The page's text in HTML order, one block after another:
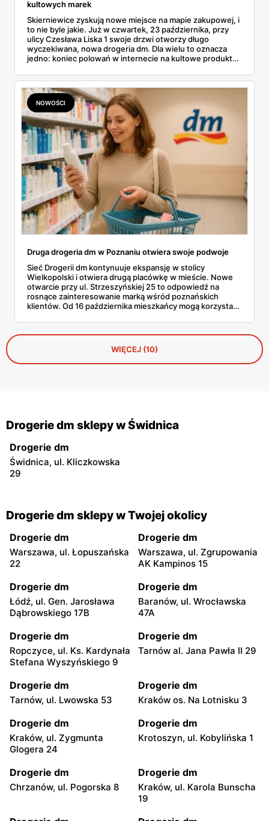
kultowych marek
Skierniewice zyskują nowe miejsce na mapie zakupowej, i
to nie byle jakie. Już w czwartek, 23 października, przy
ulicy Czesława Liska 1 swoje drzwi otworzy długo
wyczekiwana, nowa drogeria dm. Dla wielu to oznacza
jedno: koniec polowań w internecie na kultowe produkty
początek, bo sieć na wielkie otwarcie szykuje specjalny
rabat powitalny i mnóstwo atrakcji, które mają osłodzić
pierwsze zakupy w nowym miejscu.
NOWOŚCI
Druga drogeria dm w Poznaniu otwiera swoje podwoje
Sieć Drogerii dm kontynuuje ekspansję w stolicy
Wielkopolski i otwiera drugą placówkę w mieście. Nowe
otwarcie przy ul. Strzeszyńskiej 25 to odpowiedź na
rosnące zainteresowanie marką wśród poznańskich
klientów. Od 16 października mieszkańcy mogą korzystać
gospodarczej i produktów dla dzieci. Na start czeka ich
15% rabat powitalny na wszystkie zakupy oraz szereg
atrakcji dla całych rodzin.WIĘCEJ (10)
Drogerie dm sklepy w Świdnica
Drogerie dm
Świdnica, ul. Kliczkowska
29
Drogerie dm sklepy w Twojej okolicy
Drogerie dm
Warszawa, ul. Łopuszańska
22
Drogerie dm
Warszawa, ul. Zgrupowania
AK Kampinos 15
Drogerie dm
Łódź, ul. Gen. Jarosława
Dąbrowskiego 17B
Drogerie dm
Baranów, ul. Wrocławska
47A
Drogerie dm
Ropczyce, ul. Ks. Kardynała
Stefana Wyszyńskiego 9
Drogerie dm
Tarnów al. Jana Pawła II 29
Drogerie dm
Tarnów, ul. Lwowska 53
Drogerie dm
Kraków os. Na Lotnisku 3
Drogerie dm
Kraków, ul. Zygmunta
Glogera 24
Drogerie dm
Krotoszyn, ul. Kobylińska 1
Drogerie dm
Chrzanów, ul. Pogorska 8
Drogerie dm
Kraków, ul. Karola Bunscha
19